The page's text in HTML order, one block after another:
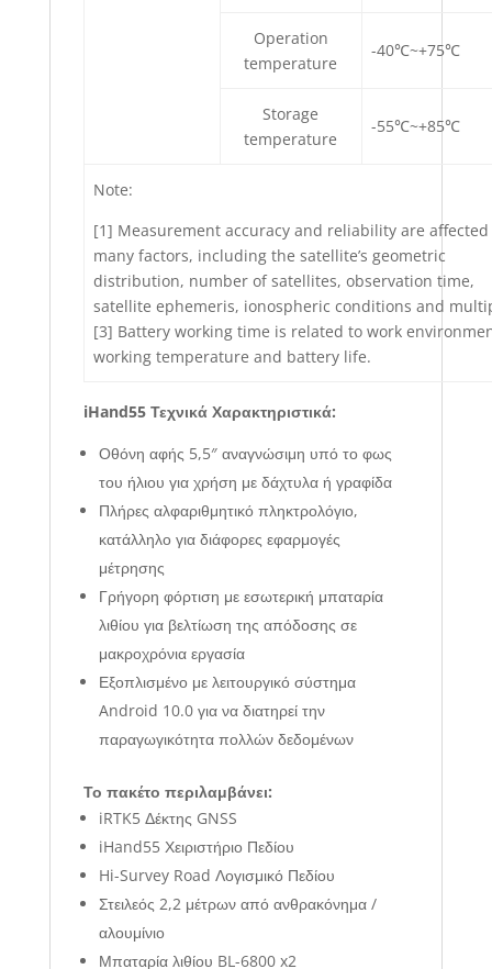
Operation
temperature
-40℃~+75℃
Storage
temperature
-55℃~+85℃
Note:
[1] Measurement accuracy and reliability are affected
many factors, including the satellite’s geometric
distribution, number of satellites, observation time,
satellite ephemeris, ionospheric conditions and
[3] Battery working time is related to work
working temperature and battery life.
iHand55 Τεχνικά Χαρακτηριστικά:
Οθόνη αφής 5,5″ αναγνώσιμη υπό το φως
του ήλιου για χρήση με δάχτυλα ή γραφίδα
Πλήρες αλφαριθμητικό πληκτρολόγιο,
κατάλληλο για διάφορες εφαρμογές
μέτρησης
Γρήγορη φόρτιση με εσωτερική μπαταρία
λιθίου για βελτίωση της απόδοσης σε
μακροχρόνια εργασία
Εξοπλισμένο με λειτουργικό σύστημα
Android 10.0 για να διατηρεί την
παραγωγικότητα πολλών δεδομένων
Το πακέτο περιλαμβάνει:
iRTK5 Δέκτης GNSS
iHand55 Χειριστήριο Πεδίου
Hi-Survey Road Λογισμικό Πεδίου
Στειλεός 2,2 μέτρων από ανθρακόνημα /
αλουμίνιο
Μπαταρία λιθίου BL-6800 x2